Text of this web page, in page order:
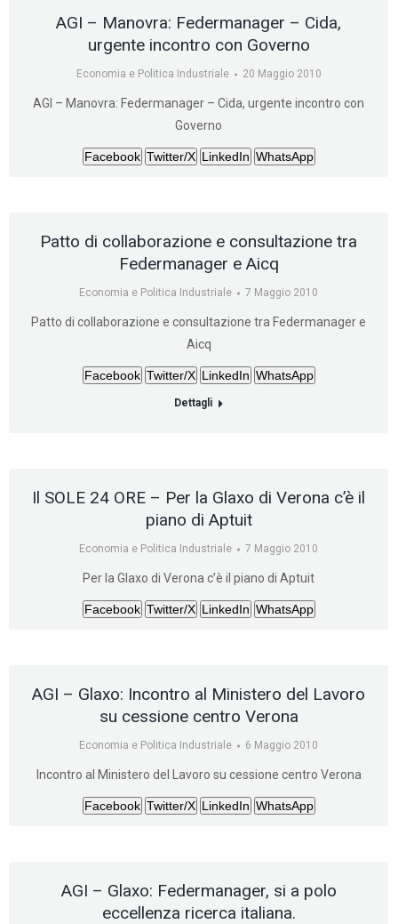
AGI – Manovra: Federmanager – Cida,
urgente incontro con Governo
Economia e Politica Industriale 20 Maggio 2010
AGI – Manovra: Federmanager – Cida, urgente incontro con
Governo
Facebook Twitter/X LinkedIn WhatsApp
Patto di collaborazione e consultazione tra
Federmanager e Aicq
Economia e Politica Industriale 7 Maggio 2010
Patto di collaborazione e consultazione tra Federmanager e
Aicq
Facebook Twitter/X LinkedIn WhatsApp
Dettagli
Il SOLE 24 ORE – Per la Glaxo di Verona c’è il
piano di Aptuit
Economia e Politica Industriale 7 Maggio 2010
Per la Glaxo di Verona c’è il piano di Aptuit
Facebook Twitter/X LinkedIn WhatsApp
AGI – Glaxo: Incontro al Ministero del Lavoro
su cessione centro Verona
Economia e Politica Industriale 6 Maggio 2010
Incontro al Ministero del Lavoro su cessione centro Verona
Facebook Twitter/X LinkedIn WhatsApp
AGI – Glaxo: Federmanager, si a polo
eccellenza ricerca italiana.